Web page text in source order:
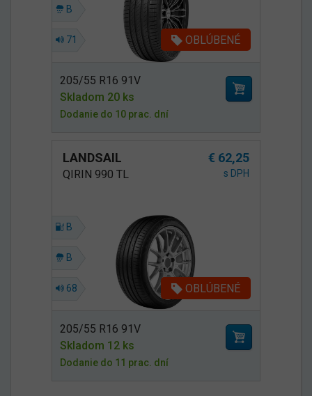
B
71 OBLÚBENÉ
205/55 R16 91V
Skladom 20 ks
Dodanie do 10 prac. dní
LANDSAIL € 62,25
QIRIN 990 TL s DPH
B
B
68 OBLÚBENÉ
205/55 R16 91V
Skladom 12 ks
Dodanie do 11 prac. dní